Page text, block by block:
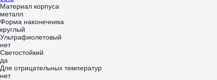
Материал корпуса
металл
Форма наконечника
круглый
Ультрафиолетовый
нет
Светостойкий
да
Для отрицательных температур
нет